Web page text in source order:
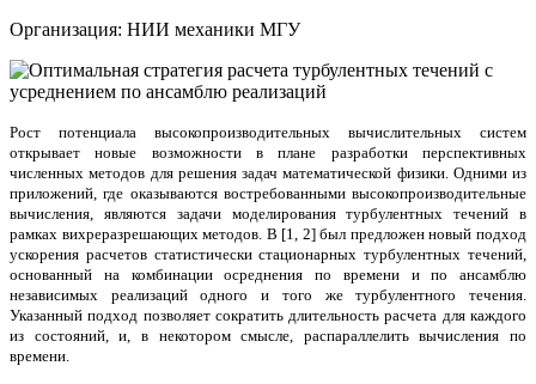
Организация: НИИ механики МГУ
Рост потенциала высокопроизводительных вычислительных систем
открывает новые возможности в плане разработки перспективных
численных методов для решения задач математической физики. Одними из
приложений, где оказываются востребованными высокопроизводительные
вычисления, являются задачи моделирования турбулентных течений в
рамках вихреразрешающих методов. В [1, 2] был предложен новый подход
ускорения расчетов статистически стационарных турбулентных течений,
основанный на комбинации осреднения по времени и по ансамблю
независимых реализаций одного и того же турбулентного течения.
Указанный подход позволяет сократить длительность расчета для каждого
из состояний, и, в некотором смысле, распараллелить вычисления по
времени.